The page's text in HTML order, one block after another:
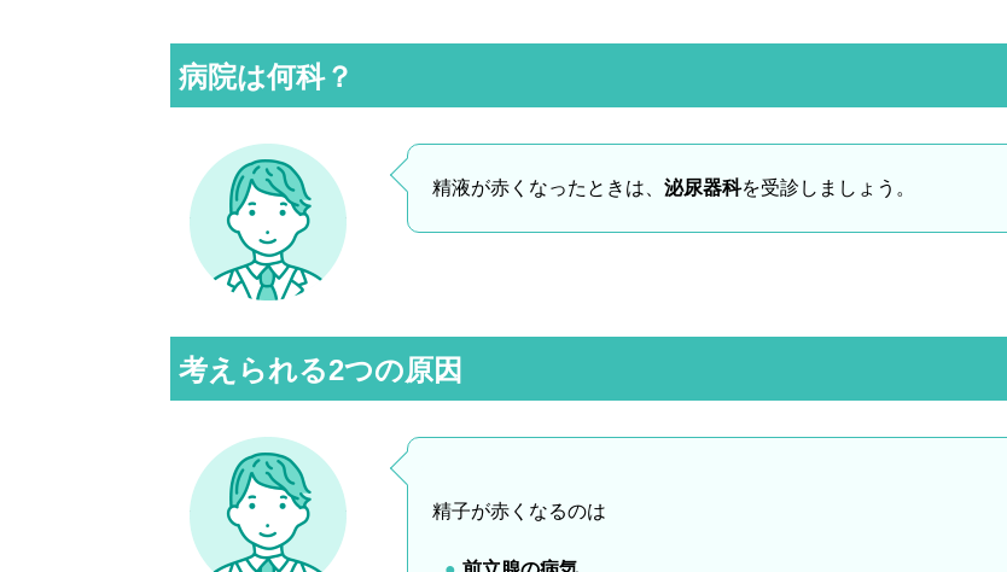
病院は何科？
精液が赤くなったときは、 泌尿器科を受診しましょう。
考えられる2つの原因
精子が赤くなるのは